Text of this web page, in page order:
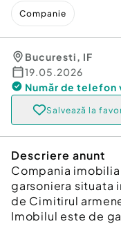
Companie
Bucuresti, IF
19.05.2026
Număr de telefon
Salvează la
Descriere anunt
Compania
garsoniera situata
de Cimitirul
Imobilul este de